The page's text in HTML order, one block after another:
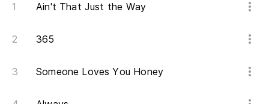
Ain't That Just the Way
365
Someone Loves You Honey